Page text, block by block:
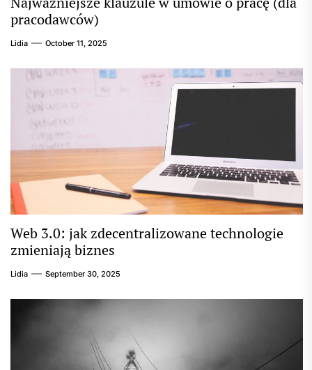
pracodawców)
Lidia October 11, 2025
Web 3.0: jak zdecentralizowane technologie
zmieniają biznes
Lidia September 30, 2025